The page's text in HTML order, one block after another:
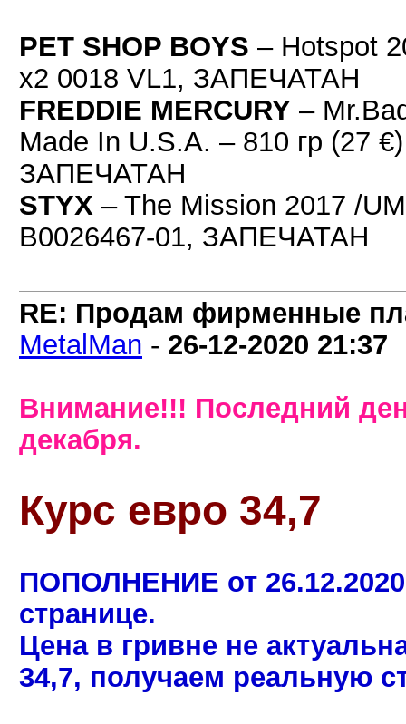
PET SHOP BOYS – Hotspot
x2 0018 VL1, ЗАПЕЧАТАН
FREDDIE MERCURY –
Made In U.S.A. – 810 гр (27
ЗАПЕЧАТАН
STYX – The Mission 2017 /
B0026467-01, ЗАПЕЧАТАН
RE: Продам фирменные
MetalMan - 26-12-2020 21:37
Внимание!!! Последний
декабря.
Курс евро 34,7
ПОПОЛНЕНИЕ от
странице.
Цена в гривне не
34,7, получаем реальную